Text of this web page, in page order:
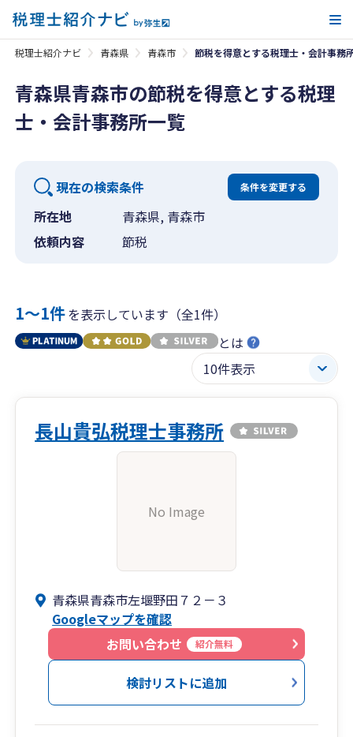
税理士紹介ナビ 青森県 青森市 節税を得意とする税理士・会計事務
青森県青森市の節税を得意とする税理
士・会計事務所一覧
現在の検索条件 条件を変更する
所在地
青森県, 青森市
依頼内容
節税
1〜1件を表示しています（全1件）
とは
長山貴弘税理士事務所
No Image
青森県青森市左堰野田７２－３
Googleマップを確認
お問い合わせ
紹介無料
検討リストに追加